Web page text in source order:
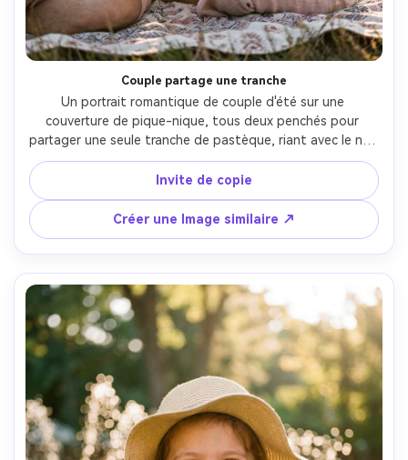
Couple partage une tranche
Un portrait romantique de couple d'été sur une
couverture de pique-nique, tous deux penchés pour
partager une seule tranche de pastèque, riant avec le nez
presque touchant, portant des tenues de lin
coordonnées en blanc et rouge, rétroéclairage d'heure
dorée avec éclairage de l'objectif, prise sur Sony A7IV
85mm, cadre à mi-corps, bokeh doux, détail photoréaliste
de la peau et des cheveux, couleur cinématographique
chaude Grade-AR 4:5
Invite de copie
Créer une Image similaire ↗